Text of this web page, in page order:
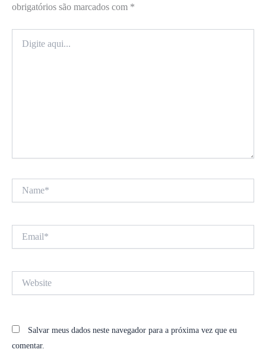
obrigatórios são marcados com *
aqui...
Salvar meus dados neste navegador para a próxima vez que eu
comentar.